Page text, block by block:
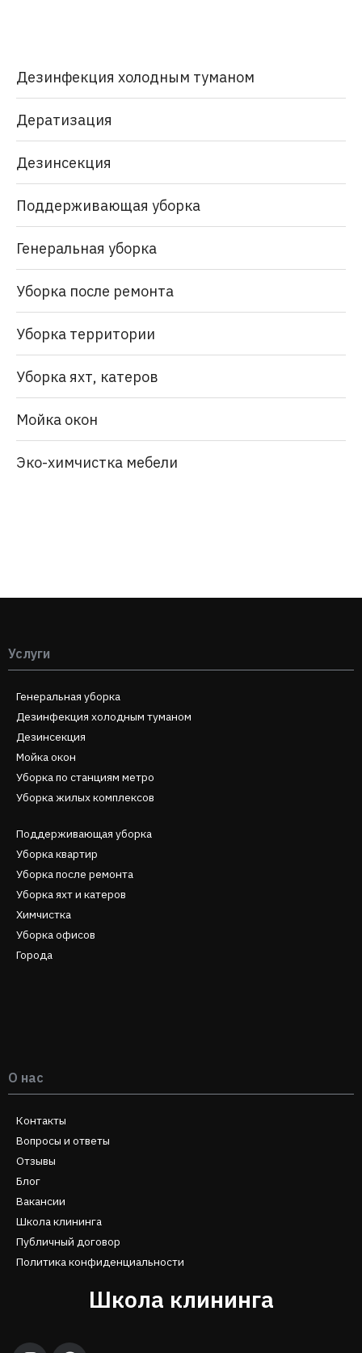
Дезинфекция холодным туманом
Дератизация
Дезинсекция
Поддерживающая уборка
Генеральная уборка
Уборка после ремонта
Уборка территории
Уборка яхт, катеров
Мойка окон
Эко-химчистка мебели
Услуги
Генеральная уборка
Дезинфекция холодным туманом
Дезинсекция
Мойка окон
Уборка по станциям метро
Уборка жилых комплексов
Поддерживающая уборка
Уборка квартир
Уборка после ремонта
Уборка яхт и катеров
Химчистка
Уборка офисов
Города
О нас
Контакты
Вопросы и ответы
Отзывы
Блог
Вакансии
Школа клининга
Публичный договор
Политика конфиденциальности
Школа клининга